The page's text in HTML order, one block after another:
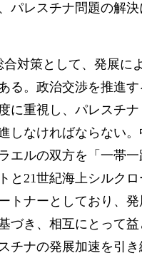
パレスチナ問題の解
合対策として、発展に
る。政治交渉を推進
に重視し、パレスチ
しなければならない
エルの双方を「一帯
と21世紀海上シルク
トナーとしており、
づき、相互にとって
チナの発展加速を引